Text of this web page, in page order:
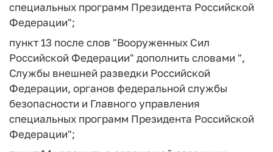
специальных программ Президента Российской
Федерации";
пункт 13 после слов "Вооруженных Сил
Российской Федерации" дополнить словами ",
Службы внешней разведки Российской
Федерации, органов федеральной службы
безопасности и Главного управления
специальных программ Президента Российской
Федерации";